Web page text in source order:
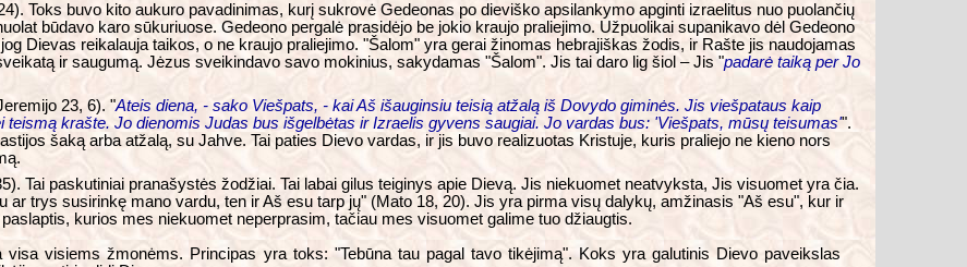
Toks buvo kito aukuro pavadinimas, kurį sukrovė Gedeonas po dieviško apsilankymo apginti izraelitus nuo puolančių
būdavo karo sūkuriuose. Gedeono pergalė prasidėjo be jokio kraujo praliejimo. Užpuolikai supanikavo dėl Gedeono
Dievas reikalauja taikos, o ne kraujo praliejimo. "Šalom" yra gerai žinomas hebrajiškas žodis, ir Rašte jis naudojamas
ir saugumą. Jėzus sveikindavo savo mokinius, sakydamas "Šalom". Jis tai daro lig šiol – Jis "padarė taiką per Jo
23, 6). "Ateis diena, - sako Viešpats, - kai Aš išauginsiu teisią atžalą iš Dovydo giminės. Jis viešpataus kaip
krašte. Jo dienomis Judas bus išgelbėtas ir Izraelis gyvens saugiai. Jo vardas bus: 'Viešpats, mūsų teisumas'".
šaką arba atžalą, su Jahve. Tai paties Dievo vardas, ir jis buvo realizuotas Kristuje, kuris praliejo ne kieno nors
Tai paskutiniai pranašystės žodžiai. Tai labai gilus teiginys apie Dievą. Jis niekuomet neatvyksta, Jis visuomet yra čia.
ar trys susirinkę mano vardu, ten ir Aš esu tarp jų" (Mato 18, 20). Jis yra pirma visų dalykų, amžinasis "Aš esu", kur ir
kurios mes niekuomet neperprasim, tačiau mes visuomet galime tuo džiaugtis.
visiems žmonėms. Principas yra toks: "Tebūna tau pagal tavo tikėjimą". Koks yra galutinis Dievo paveikslas